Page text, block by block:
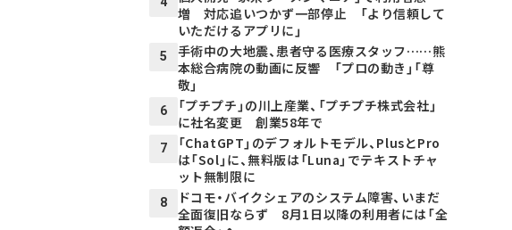
増 対応追いつかず一部停止 「より信頼して
いただけるアプリに」
5
手術中の大地震、患者守る医療スタッフ……熊
本総合病院の動画に反響 「プロの動き」「尊
敬」
6
「プチプチ」の川上産業、「プチプチ株式会社」
に社名変更 創業58年で
7
「ChatGPT」のデフォルトモデル、PlusとPro
は「Sol」に、無料版は「Luna」でテキストチャ
ット無制限に
8
ドコモ・バイクシェアのシステム障害、いまだ
全面復旧ならず 8月1日以降の利用者には「全